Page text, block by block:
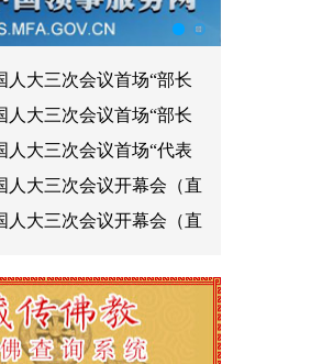
人大三次会议首场“部长
人大三次会议首场“部长
人大三次会议首场“代表
人大三次会议开幕会（直
人大三次会议开幕会（直